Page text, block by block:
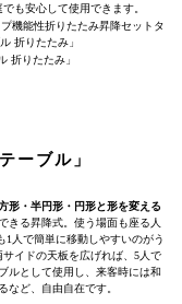
も安心して使用できます。
折りたたみ」
ーブル」
形・半円形・円形と形を変える
きる昇降式。使う場面も座る人
人で簡単に移動しやすいのがう
サイドの天板を広げれば、5人で
ルとして使用し、来客時には和
など、自由自在です。